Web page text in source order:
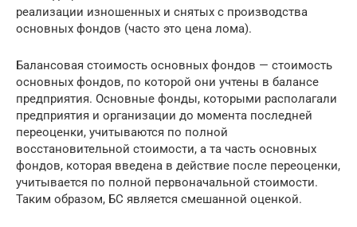
реализации изношенных и снятых с производства
основных фондов (часто это цена лома).
Балансовая стоимость основных фондов — стоимость
основных фондов, по которой они учтены в балансе
предприятия. Основные фонды, которыми располагали
предприятия и организации до момента последней
переоценки, учитываются по полной
восстановительной стоимости, а та часть основных
фондов, которая введена в действие после переоценки,
учитывается по полной первоначальной стоимости.
Таким образом, БС является смешанной оценкой.